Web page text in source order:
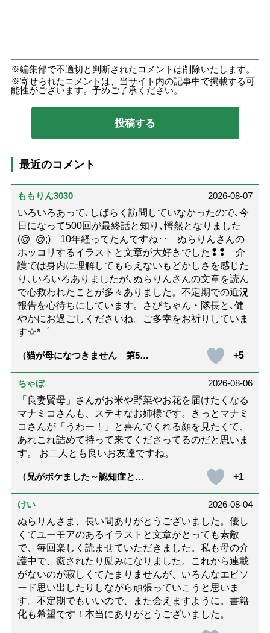
編集部で不適切と判断されたコメントは削除いたします。
寄せられたコメントは、当サイト内の記事中で掲載する可
能性がございます。予めご了承ください。
最近のコメント
ももりん3030
2026-08-07
いろいろあって､しばらく訪問していなかったので､今
日になって500回が最終話と知り､愕然となりました
(@_@;) 10年経ってたんですね･･ ぬらりんさんの
ホッコリするイラストと文章が大好きでした❢❢ 介
護では身内に理解してもらえないもどかしさを感じた
り､いろいろありましたが､ぬらりんさんの文章を読ん
で心救われたことが多々ありました。不定期での近況
報告を心待ちにしています。さびちゃん・隊長と､健
やかにお過ごしくださいね。ご多幸をお祈りしていま
す☆*゜
（猫が母になつきません 第500
+5
ちゃぼ
2026-08-06
「良妻賢母」さんがお米や野菜やお花を届けたくなる
マナミコさんも、ステキなお姉様です。きっとマナミ
コさんが「うわー！」と喜んでくれる顔を見たくて、
あれこれ詰めて持って来てくださってるのだと思いま
す。 お二人とも良いお友達ですね。
（兄がボケました～認知症と介
達』が届きました」）
+1
けい
2026-08-04
ぬらりんさま、長い間ありがとうございました。優し
くてユーモアのあるイラストと文章がとっても素敵
で、毎回楽しく読ませていただきました。私も母の介
護中で、癒されたり励みになりました。これから連載
がないのが寂しくてたまりませんが、いろんなエピソ
ード思い出したりしながら頑張っていこうと思いま
す。不定期でもいいので、また会えますように。書籍
化も希望です！本当にありがとうございました。